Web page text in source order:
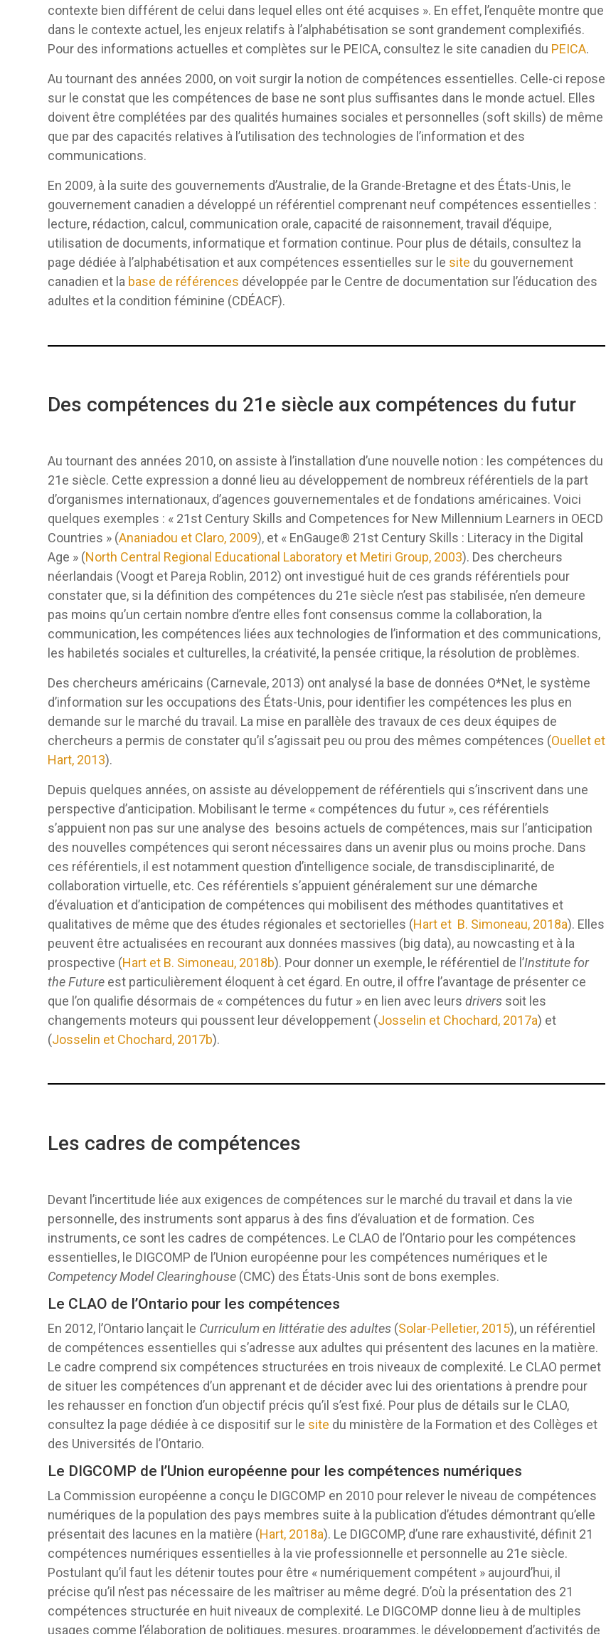
contexte bien différent de celui dans lequel elles ont été acquises ». En effet, l’enquête montre que
dans le contexte actuel, les enjeux relatifs à l’alphabétisation se sont grandement complexifiés.
Pour des informations actuelles et complètes sur le PEICA, consultez le site canadien du PEICA.
Au tournant des années 2000, on voit surgir la notion de compétences essentielles. Celle-ci repose
sur le constat que les compétences de base ne sont plus suffisantes dans le monde actuel. Elles
doivent être complétées par des qualités humaines sociales et personnelles (soft skills) de même
que par des capacités relatives à l’utilisation des technologies de l’information et des
communications.
En 2009, à la suite des gouvernements d’Australie, de la Grande-Bretagne et des États-Unis, le
gouvernement canadien a développé un référentiel comprenant neuf compétences essentielles :
lecture, rédaction, calcul, communication orale, capacité de raisonnement, travail d’équipe,
utilisation de documents, informatique et formation continue. Pour plus de détails, consultez la
page dédiée à l’alphabétisation et aux compétences essentielles sur le site du gouvernement
canadien et la base de références développée par le Centre de documentation sur l’éducation des
adultes et la condition féminine (CDÉACF).
Des compétences du 21e siècle aux compétences du futur
Au tournant des années 2010, on assiste à l’installation d’une nouvelle notion : les compétences du
21e siècle. Cette expression a donné lieu au développement de nombreux référentiels de la part
d’organismes internationaux, d’agences gouvernementales et de fondations américaines. Voici
quelques exemples : « 21st Century Skills and Competences for New Millennium Learners in OECD
Countries » (Ananiadou et Claro, 2009), et « EnGauge® 21st Century Skills : Literacy in the Digital
Age » (North Central Regional Educational Laboratory et Metiri Group, 2003). Des chercheurs
néerlandais (Voogt et Pareja Roblin, 2012) ont investigué huit de ces grands référentiels pour
constater que, si la définition des compétences du 21e siècle n’est pas stabilisée, n’en demeure
pas moins qu’un certain nombre d’entre elles font consensus comme la collaboration, la
communication, les compétences liées aux technologies de l’information et des communications,
les habiletés sociales et culturelles, la créativité, la pensée critique, la résolution de problèmes.
Des chercheurs américains (Carnevale, 2013) ont analysé la base de données O*Net, le système
d’information sur les occupations des États-Unis, pour identifier les compétences les plus en
demande sur le marché du travail. La mise en parallèle des travaux de ces deux équipes de
chercheurs a permis de constater qu’il s’agissait peu ou prou des mêmes compétences (Ouellet et
Hart, 2013).
Depuis quelques années, on assiste au développement de référentiels qui s’inscrivent dans une
perspective d’anticipation. Mobilisant le terme « compétences du futur », ces référentiels
s’appuient non pas sur une analyse des besoins actuels de compétences, mais sur l’anticipation
des nouvelles compétences qui seront nécessaires dans un avenir plus ou moins proche. Dans
ces référentiels, il est notamment question d’intelligence sociale, de transdisciplinarité, de
collaboration virtuelle, etc. Ces référentiels s’appuient généralement sur une démarche
d’évaluation et d’anticipation de compétences qui mobilisent des méthodes quantitatives et
qualitatives de même que des études régionales et sectorielles (Hart et B. Simoneau, 2018a). Elles
peuvent être actualisées en recourant aux données massives (big data), au nowcasting et à la
prospective (Hart et B. Simoneau, 2018b). Pour donner un exemple, le référentiel de l’Institute for
the Future est particulièrement éloquent à cet égard. En outre, il offre l’avantage de présenter ce
que l’on qualifie désormais de « compétences du futur » en lien avec leursdrivers soit les
changements moteurs qui poussent leur développement (Josselin et Chochard, 2017a) et
(Josselin et Chochard, 2017b).
Les cadres de compétences
Devant l’incertitude liée aux exigences de compétences sur le marché du travail et dans la vie
personnelle, des instruments sont apparus à des fins d’évaluation et de formation. Ces
instruments, ce sont les cadres de compétences. Le CLAO de l’Ontario pour les compétences
essentielles, le DIGCOMP de l’Union européenne pour les compétences numériques et le
Competency Model Clearinghouse (CMC) des États-Unis sont de bons exemples.
Le CLAO de l’Ontario pour les compétences
En 2012, l’Ontario lançait le Curriculum en littératie des adultes (Solar-Pelletier, 2015), un référentiel
de compétences essentielles qui s’adresse aux adultes qui présentent des lacunes en la matière.
Le cadre comprend six compétences structurées en trois niveaux de complexité. Le CLAO permet
de situer les compétences d’un apprenant et de décider avec lui des orientations à prendre pour
les rehausser en fonction d’un objectif précis qu’il s’est fixé. Pour plus de détails sur le CLAO,
consultez la page dédiée à ce dispositif sur le site du ministère de la Formation et des Collèges et
des Universités de l’Ontario.
Le DIGCOMP de l’Union européenne pour les compétences numériques
La Commission européenne a conçu le DIGCOMP en 2010 pour relever le niveau de compétences
numériques de la population des pays membres suite à la publication d’études démontrant qu’elle
présentait des lacunes en la matière (Hart, 2018a). Le DIGCOMP, d’une rare exhaustivité, définit 21
compétences numériques essentielles à la vie professionnelle et personnelle au 21e siècle.
Postulant qu’il faut les détenir toutes pour être « numériquement compétent » aujourd’hui, il
précise qu’il n’est pas nécessaire de les maîtriser au même degré. D’où la présentation des 21
compétences structurée en huit niveaux de complexité. Le DIGCOMP donne lieu à de multiples
usages comme l’élaboration de politiques, mesures, programmes, le développement d’activités de